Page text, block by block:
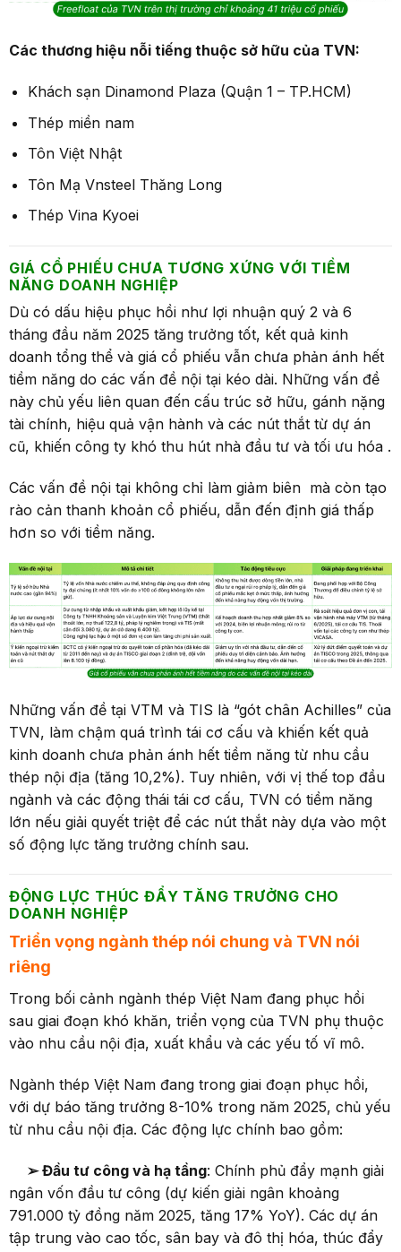
Các thương hiệu nỗi tiếng thuộc sở hữu của TVN:
Khách sạn Dinamond Plaza (Quận 1 – TP.HCM)
Thép miền nam
Tôn Việt Nhật
Tôn Mạ Vnsteel Thăng Long
Thép Vina Kyoei
GIÁ CỔ PHIẾU CHƯA TƯƠNG XỨNG VỚI TIỀM
NĂNG DOANH NGHIỆP
Dù có dấu hiệu phục hồi như lợi nhuận quý 2 và 6
tháng đầu năm 2025 tăng trưởng tốt, kết quả kinh
doanh tổng thể và giá cổ phiếu vẫn chưa phản ánh hết
tiềm năng do các vấn đề nội tại kéo dài. Những vấn đề
này chủ yếu liên quan đến cấu trúc sở hữu, gánh nặng
tài chính, hiệu quả vận hành và các nút thắt từ dự án
cũ, khiến công ty khó thu hút nhà đầu tư và tối ưu hóa .
Các vấn đề nội tại không chỉ làm giảm biên mà còn tạo
rào cản thanh khoản cổ phiếu, dẫn đến định giá thấp
hơn so với tiềm năng.
Những vấn đề tại VTM và TIS là “gót chân Achilles” của
TVN, làm chậm quá trình tái cơ cấu và khiến kết quả
kinh doanh chưa phản ánh hết tiềm năng từ nhu cầu
thép nội địa (tăng 10,2%). Tuy nhiên, với vị thế top đầu
ngành và các động thái tái cơ cấu, TVN có tiềm năng
lớn nếu giải quyết triệt để các nút thắt này dựa vào một
số động lực tăng trưởng chính sau.
ĐỘNG LỰC THÚC ĐẨY TĂNG TRƯỞNG CHO
DOANH NGHIỆP
Triển vọng ngành thép nói chung và TVN nói
riêng
Trong bối cảnh ngành thép Việt Nam đang phục hồi
sau giai đoạn khó khăn, triển vọng của TVN phụ thuộc
vào nhu cầu nội địa, xuất khẩu và các yếu tố vĩ mô.
Ngành thép Việt Nam đang trong giai đoạn phục hồi,
với dự báo tăng trưởng 8-10% trong năm 2025, chủ yếu
từ nhu cầu nội địa. Các động lực chính bao gồm:
➢ Đầu tư công và hạ tầng: Chính phủ đẩy mạnh giải
ngân vốn đầu tư công (dự kiến giải ngân khoảng
791.000 tỷ đồng năm 2025, tăng 17% YoY). Các dự án
tập trung vào cao tốc, sân bay và đô thị hóa, thúc đẩy